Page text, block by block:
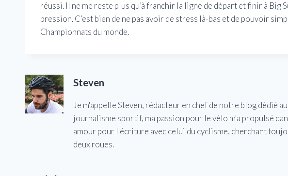
réussi. Il ne me reste plus qu’à franchir la ligne de départ et finir à Big
pression. C’est bien de ne pas avoir de stress là-bas et de pouvoir
Championnats du monde.
Steven
Je m'appelle Steven, rédacteur en chef de notre blog dédié
journalisme sportif, ma passion pour le vélo m'a propulsé
amour pour l'écriture avec celui du cyclisme, cherchant
deux roues.